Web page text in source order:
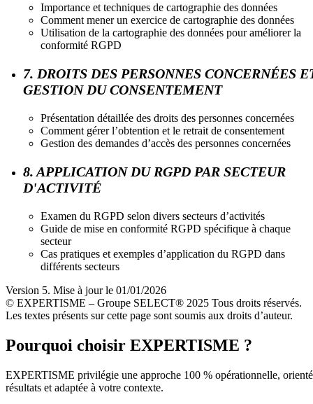
Importance et techniques de cartographie des données
Comment mener un exercice de cartographie des données
Utilisation de la cartographie des données pour améliorer la
conformité RGPD
7. DROITS DES PERSONNES CONCERNÉES
GESTION DU CONSENTEMENT
Présentation détaillée des droits des personnes concernées
Comment gérer l’obtention et le retrait de consentement
Gestion des demandes d’accès des personnes concernées
8. APPLICATION DU RGPD PAR SECTEUR
D'ACTIVITÉ
Examen du RGPD selon divers secteurs d’activités
Guide de mise en conformité RGPD spécifique à chaque
secteur
Cas pratiques et exemples d’application du RGPD dans
différents secteurs
Version 5. Mise à jour le 01/01/2026
© EXPERTISME – Groupe SELECT® 2025 Tous droits réservés.
Les textes présents sur cette page sont soumis aux droits d’auteur.
Pourquoi choisir EXPERTISME ?
EXPERTISME privilégie une approche 100 % opérationnelle,
résultats et adaptée à votre contexte.